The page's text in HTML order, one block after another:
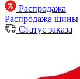
Распродажа
Распродажа шины
Статус заказа